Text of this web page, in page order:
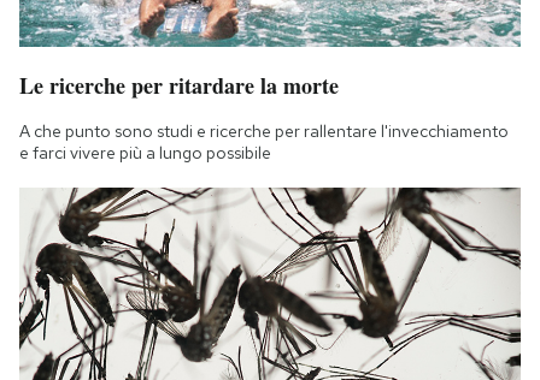
Le ricerche per ritardare la morte
A che punto sono studi e ricerche per rallentare l'invecchiamento
e farci vivere più a lungo possibile